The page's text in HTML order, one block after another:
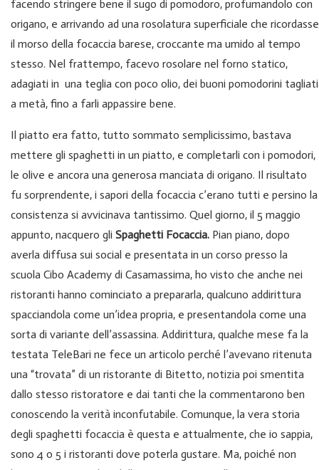
facendo stringere bene il sugo di pomodoro, profumandolo con
origano, e arrivando ad una rosolatura superficiale che ricordasse
il morso della focaccia barese, croccante ma umido al tempo
stesso. Nel frattempo, facevo rosolare nel forno statico,
adagiati in una teglia con poco olio, dei buoni pomodorini tagliati
a metà, fino a farli appassire bene.
Il piatto era fatto, tutto sommato semplicissimo, bastava
mettere gli spaghetti in un piatto, e completarli con i pomodori,
le olive e ancora una generosa manciata di origano. Il risultato
fu sorprendente, i sapori della focaccia c’erano tutti e persino la
consistenza si avvicinava tantissimo. Quel giorno, il 5 maggio
appunto, nacquero gli Spaghetti Focaccia. Pian piano, dopo
averla diffusa sui social e presentata in un corso presso la
scuola Cibo Academy di Casamassima, ho visto che anche nei
ristoranti hanno cominciato a prepararla, qualcuno addirittura
spacciandola come un’idea propria, e presentandola come una
sorta di variante dell’assassina. Addirittura, qualche mese fa la
testata TeleBari ne fece un articolo perché l’avevano ritenuta
una “trovata” di un ristorante di Bitetto, notizia poi smentita
dallo stesso ristoratore e dai tanti che la commentarono ben
conoscendo la verità inconfutabile. Comunque, la vera storia
degli spaghetti focaccia è questa e attualmente, che io sappia,
sono 4 o 5 i ristoranti dove poterla gustare. Ma, poiché non